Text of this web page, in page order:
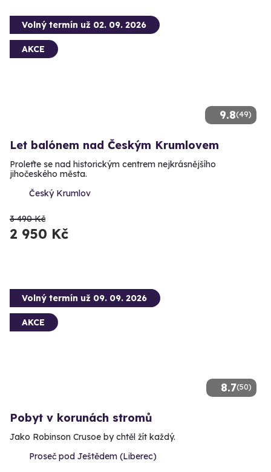
9.8(49)
Volný termín už 02. 09. 2026
AKCE
Let balónem nad Českým Krumlovem
Proleťte se nad historickým centrem nejkrásnějšího
jihočeského města.
Český Krumlov
3 490 Kč
2 950 Kč
8.7(50)
Volný termín už 09. 09. 2026
AKCE
Pobyt v korunách stromů
Jako Robinson Crusoe by chtěl žít každý.
Proseč pod Ještědem (Liberec)